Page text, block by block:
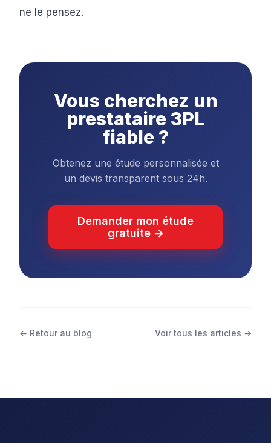
ne le pensez.
Vous cherchez un
prestataire 3PL
fiable ?
Obtenez une étude personnalisée et
un devis transparent sous 24h.
Demander mon étude
gratuite →
← Retour au blog Voir tous les articles →